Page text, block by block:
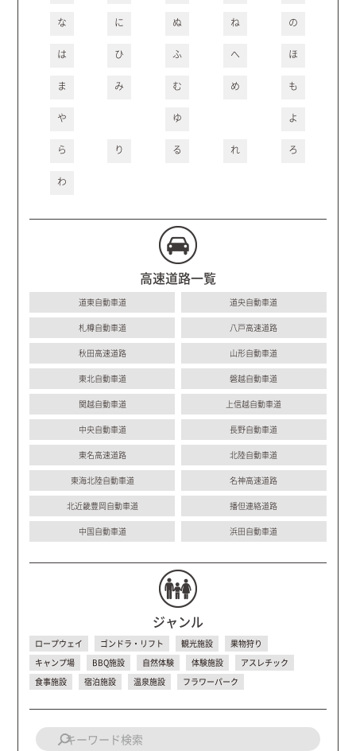
な に ぬ ね の
は ひ ふ へ ほ
ま み む め も
や ゆ よ
ら り る れ ろ
わ
高速道路一覧
道東自動車道 道央自動車道
札樽自動車道 八戸高速道路
秋田高速道路 山形自動車道
東北自動車道 磐越自動車道
関越自動車道 上信越自動車道
中央自動車道 長野自動車道
東名高速道路 北陸自動車道
東海北陸自動車道 名神高速道路
北近畿豊岡自動車道 播但連絡道路
中国自動車道 浜田自動車道
ジャンル
ロープウェイ ゴンドラ・リフト 観光施設
果物狩り
キャンプ場
BBQ施設 自然体験 体験施設
アスレチック
食事施設
宿泊施設 温泉施設 フラワーパーク